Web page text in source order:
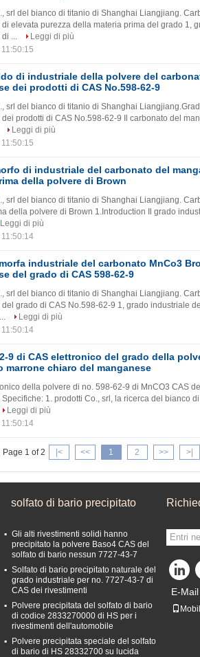
srl del bianco di titanio di Shanghai Liangjiang.
elevata purezza della materia prima del grado 1,
...
Leggi di più
di industriale della polvere del
dei prodotti di CAS No.598-62-9
srl del bianco di titanio di Shanghai
prodotti di CAS No.598-62-9 Il carbonato del
Leggi di più
di industriale del carbonato del
della polvere di Brown
srl del bianco di titanio di Shanghai Liangjiang.
della polvere di Brown 1.Introduction Il grado
Leggi di più
industriale del carbonato MnCo3
del grado di CAS 598-62-9
srl del bianco di titanio di Shanghai Liangjiang.
grado di CAS No.598-62-9 1, grado industriale
Leggi di più
9 di CAS elettronico del grado della
marrone chiaro del manganese
della polvere di no. 598-62-9 di MnCO3 CAS
1. prodotti Co., srl, la ricerca del bianco
Leggi di più
Page 1 of 2 |< << 1 2 >> >|
solfato di bario precipitato
Gli alti rivestimenti solidi hanno
precipitato la polvere Baso4 CAS del
solfato di bario nessun 7727-43-7
Solfato di bario precipitato naturale del
grado industriale per no. 7727-43-7 di
CAS dei rivestimenti
Polvere precipitata del solfato di bario
di codice 2833270000 di HS per i
rivestimenti dell'automobile
Polvere precipitata speciale del solfato
di bario di HS 28332700 su lucida
E-Mail